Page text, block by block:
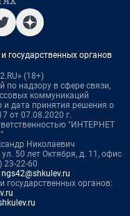
государственных органов
(18+)
по надзору в сфере связи,
коммуникаций
дата принятия решения о
от 07.08.2020 г.
"ИНТЕРНЕТ
Николаевич
50 лет Октября, д. 11, офис
23-22-60
ngs42@shkulev.ru
органов: